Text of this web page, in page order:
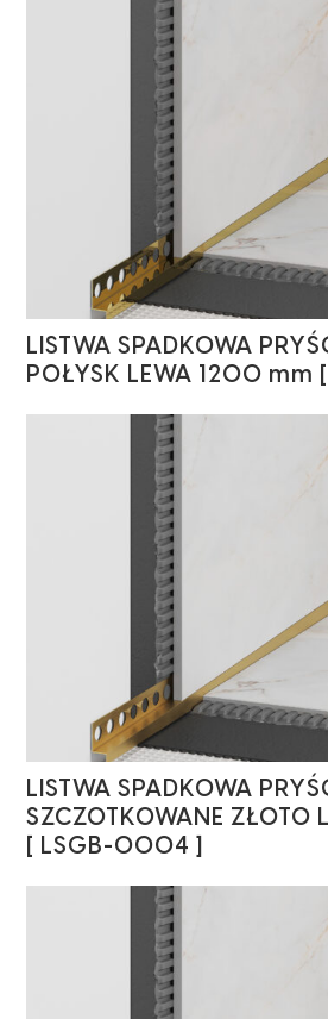
LISTWA SPADKOWA
POŁYSK LEWA 1200
LISTWA SPADKOWA
SZCZOTKOWANE ZŁOTO
[ LSGB-0004 ]